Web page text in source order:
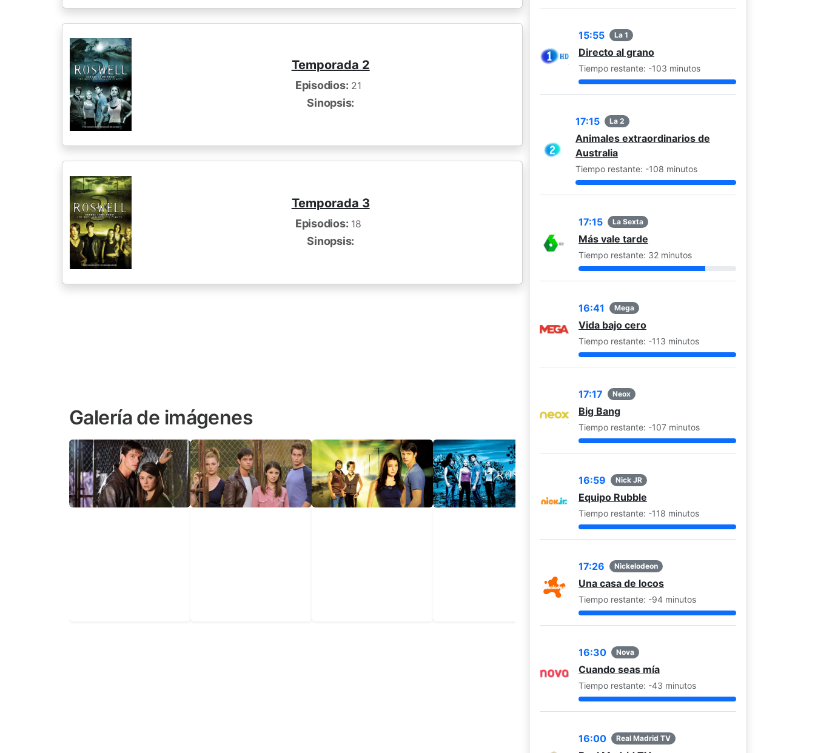
Temporada 2
Episodios: 21
Sinopsis:
Temporada 3
Episodios: 18
Sinopsis:
Galería de imágenes
Escena 1 de Roswell Escena 2 de Roswell Escena 3 de Roswell Escena 4 de Roswell Escena 5 de Roswell Escena 6 de Roswell
15:55 La 1
Directo al grano
Tiempo restante: -103 minutos
17:15 La 2
Animales extraordinarios de
Australia
Tiempo restante: -108 minutos
17:15 La Sexta
Más vale tarde
Tiempo restante: 32 minutos
16:41 Mega
Vida bajo cero
Tiempo restante: -113 minutos
17:17 Neox
Big Bang
Tiempo restante: -107 minutos
16:59 Nick JR
Equipo Rubble
Tiempo restante: -118 minutos
17:26 Nickelodeon
Una casa de locos
Tiempo restante: -94 minutos
16:30 Nova
Cuando seas mía
Tiempo restante: -43 minutos
16:00 Real Madrid TV